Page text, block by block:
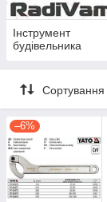
Інструмент
будівельника
Сортування
–6%